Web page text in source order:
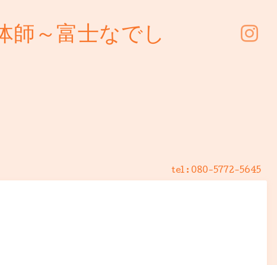
師～富士なでし
tel : 080-5772-5645